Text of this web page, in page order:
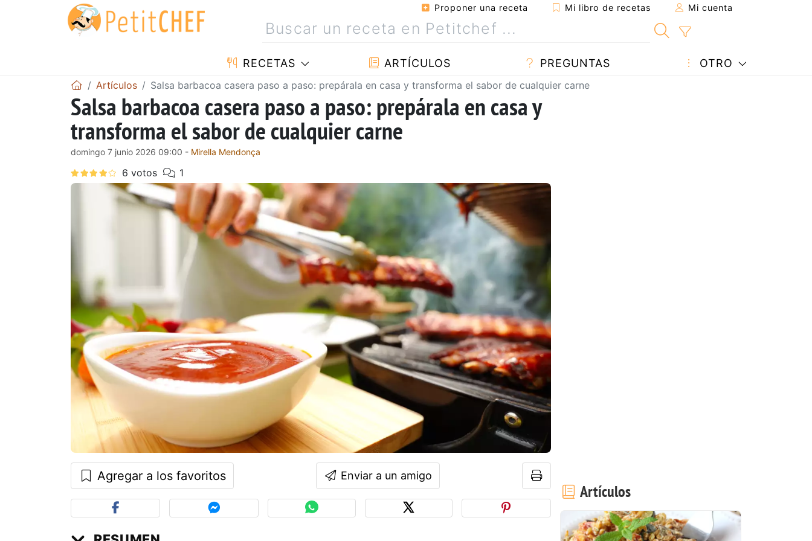
Proponer una receta Mi libro de recetas Mi cuenta
RECETAS ARTÍCULOS PREGUNTAS OTRO
Artículos Salsa barbacoa casera paso a paso: prepárala en casa y transforma el sabor de cualquier carne
Salsa barbacoa casera paso a paso: prepárala en casa y
transforma el sabor de cualquier carne
domingo 7 junio 2026 09:00 - Mirella Mendonça
Agregar a los favoritos Enviar a un amigo
Artículos